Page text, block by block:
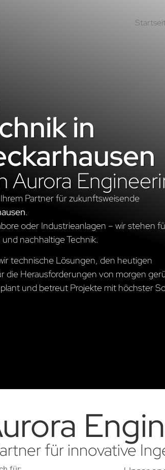
in
Aurora
Partner für zukunftsweisende
.
oder Industrieanlagen – wir stehen
nachhaltige Technik.
technische Lösungen, den heutigen
die Herausforderungen von morgen
und betreut Projekte mit höchster
für innovative